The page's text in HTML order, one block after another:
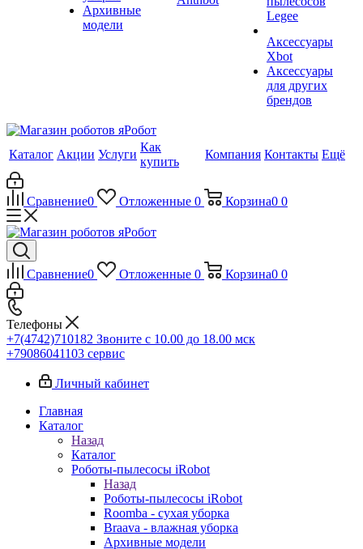
Архивные
модели
Legee
Аксессуары
Xbot
Аксессуары
для других
брендов
Каталог Акции Услуги
Как
купить
Компания Контакты Ещё
Сравнение0 Отложенные 0 Корзина0 0
Сравнение0 Отложенные 0 Корзина0 0
Телефоны
+7(4742)710182 Звоните с 10.00 до 18.00 мск
+79086041103 сервис
Личный кабинет
Главная
Каталог
Назад
Каталог
Роботы-пылесосы iRobot
Назад
Роботы-пылесосы iRobot
Roomba - сухая уборка
Braava - влажная уборка
Архивные модели